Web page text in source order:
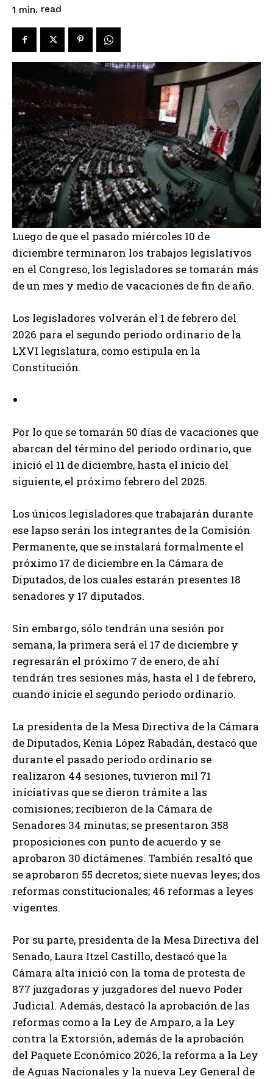
1 min. read
Luego de que el pasado miércoles 10 de
diciembre terminaron los trabajos legislativos
en el Congreso, los legisladores se tomarán más
de un mes y medio de vacaciones de fin de año.
Los legisladores volverán el 1 de febrero del
2026 para el segundo periodo ordinario de la
LXVI legislatura, como estipula en la
Constitución.
Por lo que se tomarán 50 días de vacaciones que
abarcan del término del periodo ordinario, que
inició el 11 de diciembre, hasta el inicio del
siguiente, el próximo febrero del 2025.
Los únicos legisladores que trabajarán durante
ese lapso serán los integrantes de la Comisión
Permanente, que se instalará formalmente el
próximo 17 de diciembre en la Cámara de
Diputados, de los cuales estarán presentes 18
senadores y 17 diputados.
Sin embargo, sólo tendrán una sesión por
semana, la primera será el 17 de diciembre y
regresarán el próximo 7 de enero, de ahí
tendrán tres sesiones más, hasta el 1 de febrero,
cuando inicie el segundo periodo ordinario.
La presidenta de la Mesa Directiva de la Cámara
de Diputados, Kenia López Rabadán, destacó que
durante el pasado periodo ordinario se
realizaron 44 sesiones, tuvieron mil 71
iniciativas que se dieron trámite a las
comisiones; recibieron de la Cámara de
Senadores 34 minutas; se presentaron 358
proposiciones con punto de acuerdo y se
aprobaron 30 dictámenes. También resaltó que
se aprobaron 55 decretos; siete nuevas leyes; dos
reformas constitucionales; 46 reformas a leyes
vigentes.
Por su parte, presidenta de la Mesa Directiva del
Senado, Laura Itzel Castillo, destacó que la
Cámara alta inició con la toma de protesta de
877 juzgadoras y juzgadores del nuevo Poder
Judicial. Además, destacó la aprobación de las
reformas como a la Ley de Amparo, a la Ley
contra la Extorsión, además de la aprobación
del Paquete Económico 2026, la reforma a la Ley
de Aguas Nacionales y la nueva Ley General de